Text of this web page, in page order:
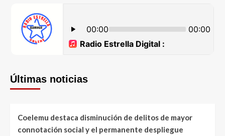
Últimas noticias
Coelemu destaca disminución de delitos de mayor
connotación social y el permanente despliegue